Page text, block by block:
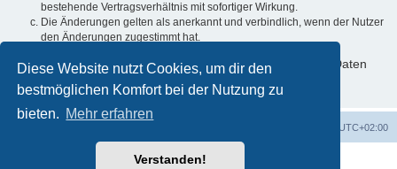
Diese Website nutzt Cookies, um dir den
bestmöglichen Komfort bei der Nutzung zu
bieten. Mehr erfahren
Verstanden!
bestehende Vertragsverhältnis mit sofortiger Wirkung.
Die Änderungen gelten als anerkannt und verbindlich, wenn der Nutzer
den Änderungen zugestimmt hat.
Informationen über den Umgang mit deinen persönlichen Daten
sind in der Datenschutzerklärung enthalten.
UTC+02:00
Powered byphpBB® Forum Software © phpBB Limited